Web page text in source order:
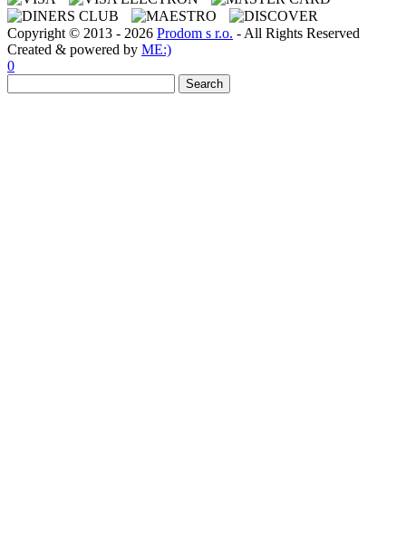
Copyright © 2013 - 2026 Prodom s r.o. - All Rights Reserved
Created & powered by ME:)
0